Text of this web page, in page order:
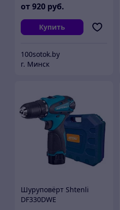
от920 руб.
Купить
100sotok.by
г. Минск
Шуруповёрт Shtenli
DF330DWE